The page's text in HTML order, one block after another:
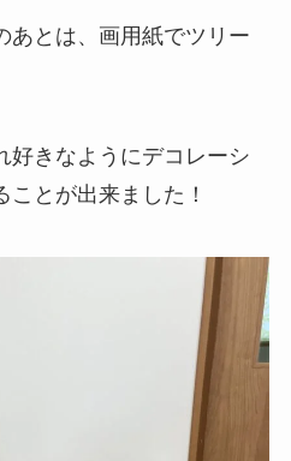
あとは、画用紙でツリー
好きなようにデコレーシ
ことが出来ました！